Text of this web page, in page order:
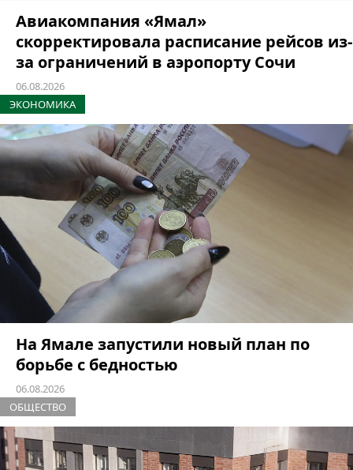
Авиакомпания «Ямал»
скорректировала расписание рейсов из-
за ограничений в аэропорту Сочи
06.08.2026
ЭКОНОМИКА
На Ямале запустили новый план по
борьбе с бедностью
06.08.2026
ОБЩЕСТВО